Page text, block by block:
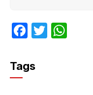
F
c
e
T
Tags